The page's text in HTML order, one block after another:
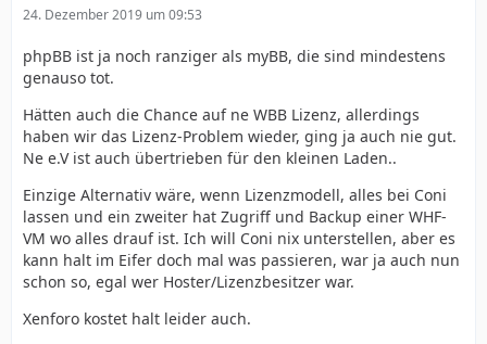
24. Dezember 2019 um 09:53
phpBB ist ja noch ranziger als myBB, die sind mindestens
genauso tot.
Hätten auch die Chance auf ne WBB Lizenz, allerdings
haben wir das Lizenz-Problem wieder, ging ja auch nie gut.
Ne e.V ist auch übertrieben für den kleinen Laden..
Einzige Alternativ wäre, wenn Lizenzmodell, alles bei Coni
lassen und ein zweiter hat Zugriff und Backup einer WHF-
VM wo alles drauf ist. Ich will Coni nix unterstellen, aber es
kann halt im Eifer doch mal was passieren, war ja auch nun
schon so, egal wer Hoster/Lizenzbesitzer war.
Xenforo kostet halt leider auch.